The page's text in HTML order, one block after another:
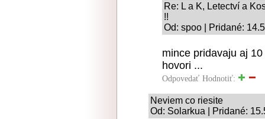
Re: L a K, Letectví a
!!
Od: spoo | Pridané:
mince pridavaju aj
hovori ...
Odpovedať Hodnotiť:
Neviem co riesite
Od: Solarkua | Pridané: